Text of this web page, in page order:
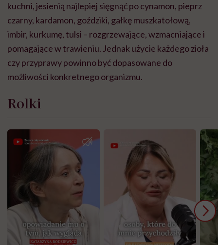
kuchni, jesienią najlepiej sięgnąć po cynamon, pieprz
czarny, kardamon, goździki, gałkę muszkatołową,
imbir, kurkumę, tulsi – rozgrzewające, wzmacniające i
pomagające w trawieniu. Jednak użycie każdego zioła
czy przyprawy powinno być dopasowane do
możliwości konkretnego organizmu.
Rolki